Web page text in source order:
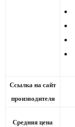
Ссылка на сайт
производителя
Средняя цена